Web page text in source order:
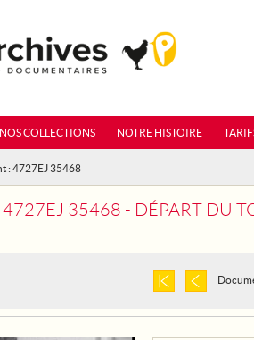
NOS COLLECTIONS NOTRE HISTOIRE
: 4727EJ 35468
4727EJ 35468 - DÉPART DU